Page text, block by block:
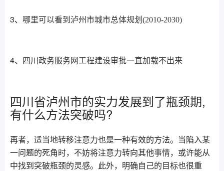
3、 哪里可以看到泸州市城市总体规划(2010-2030)
4、 四川政务服务网工程建设审批一直加载不出来
四川省泸州市的实力发展到了瓶颈期,
有什么方法突破吗?
再者，适当地转移注意力也是一种有效的方法。当陷入某
一问题的死角时，不妨将注意力转向其他事情，或许能从
中找到突破瓶颈的灵感。此外，明确自己的目标也很重